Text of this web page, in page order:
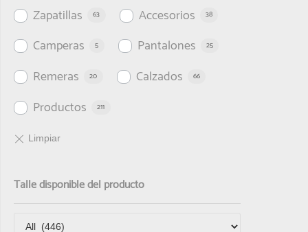
Zapatillas 63 Accesorios 38
Camperas 5 Pantalones 25
Remeras 20 Calzados 66
Productos 211
Talle disponible del producto